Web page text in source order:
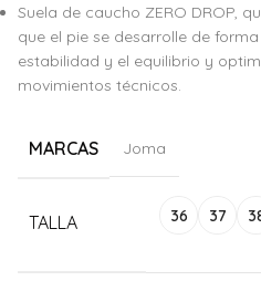
Suela de caucho ZERO DROP,
que el pie se desarrolle de
estabilidad y el equilibrio y
movimientos técnicos.
MARCAS Joma
TALLA 36 37